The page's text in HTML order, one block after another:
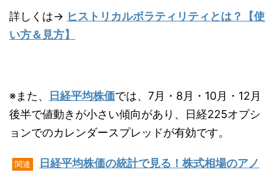
詳しくは→ ヒストリカルボラティリティとは？【使
い方＆見方】
※また、 日経平均株価では、7月・8月・10月・12月
後半で値動きが小さい傾向があり、日経225オプシ
ョンでのカレンダースプレッドが有効です。
関連
日経平均株価の統計で見る！株式相場のアノ